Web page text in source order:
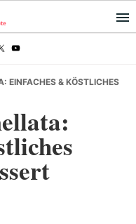
EINFACHES & KÖSTLICHES